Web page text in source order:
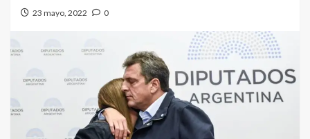
23 mayo, 2022 0